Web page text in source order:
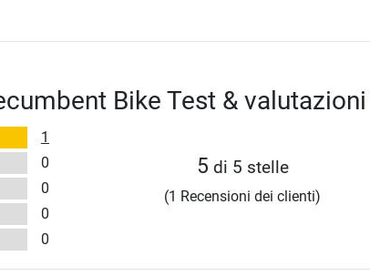
Bike Test & valutazioni
1
0
0
0
0
5 di 5 stelle
(1 Recensioni dei clienti)